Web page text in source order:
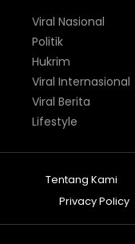
Viral Nasional
Politik
Hukrim
Viral Internasional
Viral Berita
Lifestyle
Tentang Kami
Privacy Policy